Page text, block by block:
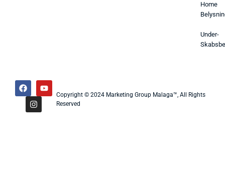
Home
Under-
Copyright © 2024 Marketing Group Malaga™, All Rights
Reserved